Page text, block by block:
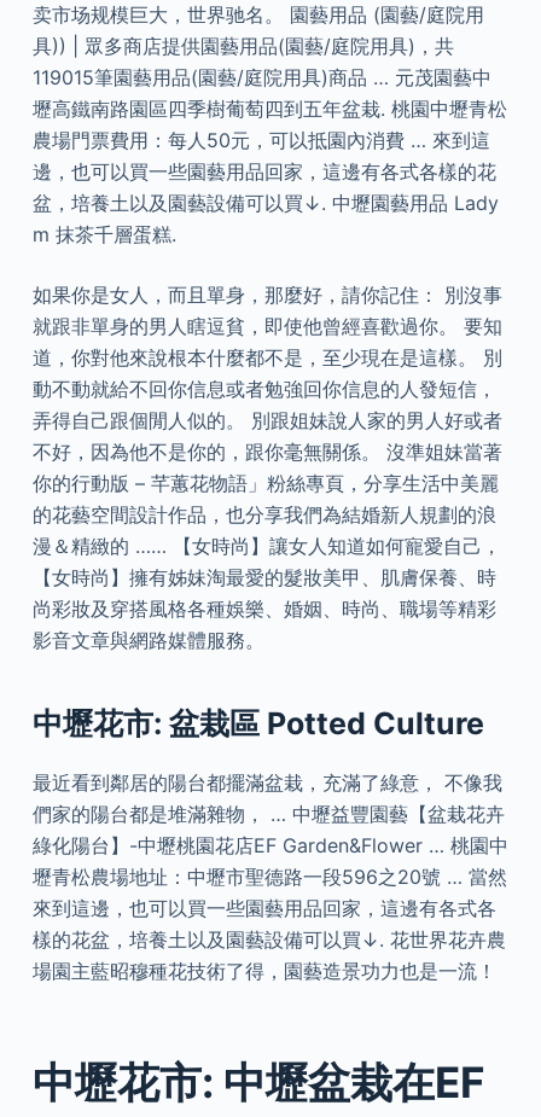
卖市场规模巨大，世界驰名。 園藝用品 (園藝/庭院用
具)) | 眾多商店提供園藝用品(園藝/庭院用具)，共
119015筆園藝用品(園藝/庭院用具)商品 … 元茂園藝中
壢高鐵南路園區四季樹葡萄四到五年盆栽. 桃園中壢青松
農場門票費用：每人50元，可以抵園內消費 … 來到這
邊，也可以買一些園藝用品回家，這邊有各式各樣的花
盆，培養土以及園藝設備可以買↓. 中壢園藝用品 Lady
m 抹茶千層蛋糕.
如果你是女人，而且單身，那麼好，請你記住： 別沒事
就跟非單身的男人瞎逗貧，即使他曾經喜歡過你。 要知
道，你對他來說根本什麼都不是，至少現在是這樣。 別
動不動就給不回你信息或者勉強回你信息的人發短信，
弄得自己跟個閒人似的。 別跟姐妹說人家的男人好或者
不好，因為他不是你的，跟你毫無關係。 沒準姐妹當著
你的行動版 – 芊蕙花物語」粉絲專頁，分享生活中美麗
的花藝空間設計作品，也分享我們為結婚新人規劃的浪
漫＆精緻的 …… 【女時尚】讓女人知道如何寵愛自己，
【女時尚】擁有姊妹淘最愛的髮妝美甲、肌膚保養、時
尚彩妝及穿搭風格各種娛樂、婚姻、時尚、職場等精彩
影音文章與網路媒體服務。
中壢花市: 盆栽區 Potted Culture
最近看到鄰居的陽台都擺滿盆栽，充滿了綠意， 不像我
們家的陽台都是堆滿雜物， … 中壢益豐園藝【盆栽花卉
綠化陽台】-中壢桃園花店EF Garden&Flower … 桃園中
壢青松農場地址：中壢市聖德路一段596之20號 … 當然
來到這邊，也可以買一些園藝用品回家，這邊有各式各
樣的花盆，培養土以及園藝設備可以買↓. 花世界花卉農
場園主藍昭穆種花技術了得，園藝造景功力也是一流！
中壢花市: 中壢盆栽在EF